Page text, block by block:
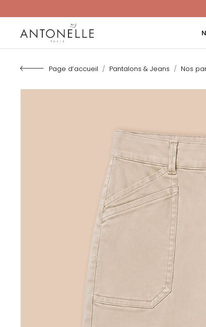
Page d’accueil Pantalons & Jeans Nos